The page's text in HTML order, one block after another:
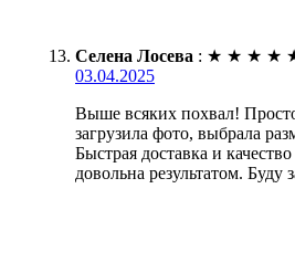
Селена Лосева : ★ ★ ★ ★
03.04.2025
Выше всяких похвал!
загрузила фото, выбрала
Быстрая доставка и
довольна результатом. Буду